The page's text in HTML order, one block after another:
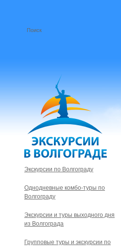
Экскурсии по Волгограду
Однодневные комбо-туры по
Волгограду
Экскурсии и туры выходного дня
из Волгограда
Групповые туры и экскурсии по